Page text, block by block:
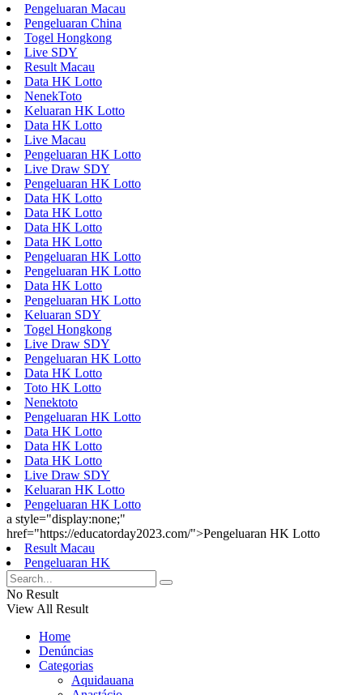
Pengeluaran Macau
Pengeluaran China
Togel Hongkong
Live SDY
Result Macau
Data HK Lotto
NenekToto
Keluaran HK Lotto
Data HK Lotto
Live Macau
Pengeluaran HK Lotto
Live Draw SDY
Pengeluaran HK Lotto
Data HK Lotto
Data HK Lotto
Data HK Lotto
Data HK Lotto
Pengeluaran HK Lotto
Pengeluaran HK Lotto
Data HK Lotto
Pengeluaran HK Lotto
Keluaran SDY
Togel Hongkong
Live Draw SDY
Pengeluaran HK Lotto
Data HK Lotto
Toto HK Lotto
Nenektoto
Pengeluaran HK Lotto
Data HK Lotto
Data HK Lotto
Data HK Lotto
Live Draw SDY
Keluaran HK Lotto
Pengeluaran HK Lotto
a style="display:none;"
href="https://educatorday2023.com/">Pengeluaran HK Lotto
Result Macau
Pengeluaran HK
No Result
View All Result
Home
Denúncias
Categorias
Aquidauana